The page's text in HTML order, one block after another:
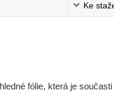
Ke
fólie, která je